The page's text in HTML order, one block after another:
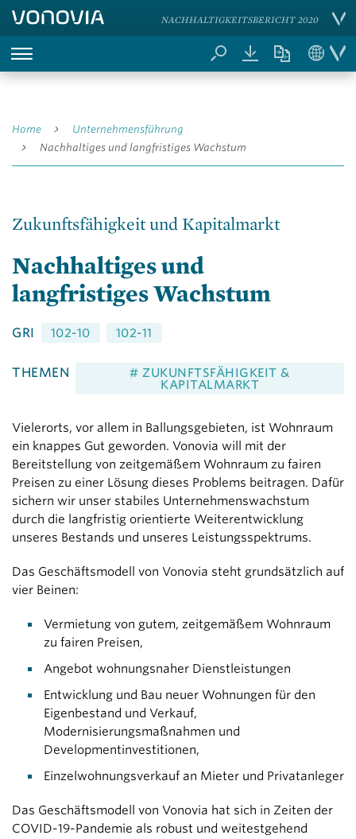
NACHHALTIGKEITSBERICHT 2020
Home
Unternehmens­führung
Nachhaltiges und langfristiges Wachstum
Zukunftsfähigkeit und Kapitalmarkt
Nachhaltiges und
langfristiges Wachstum
GRI 102-10 102-11
THEMEN
# ZUKUNFTSFÄHIGKEIT &
KAPITALMARKT
Vielerorts, vor allem in Ballungsgebieten, ist Wohnraum
ein knappes Gut geworden. Vonovia will mit der
Bereitstellung von zeitgemäßem Wohnraum zu fairen
Preisen zu einer Lösung dieses Problems beitragen. Dafür
sichern wir unser stabiles Unternehmenswachstum
durch die langfristig orientierte Weiterentwicklung
unseres Bestands und unseres Leistungsspektrums.
Das Geschäftsmodell von Vonovia steht grundsätzlich auf
vier Beinen:
Vermietung von gutem, zeitgemäßem Wohnraum
zu fairen Preisen,
Angebot wohnungsnaher Dienstleistungen
Entwicklung und Bau neuer Wohnungen für den
Eigenbestand und Verkauf,
Modernisierungsmaßnahmen und
Developmentinvestitionen,
Einzelwohnungsverkauf an Mieter und Privatanleger
Das Geschäftsmodell von Vonovia hat sich in Zeiten der
COVID-19-Pandemie als robust und weitestgehend